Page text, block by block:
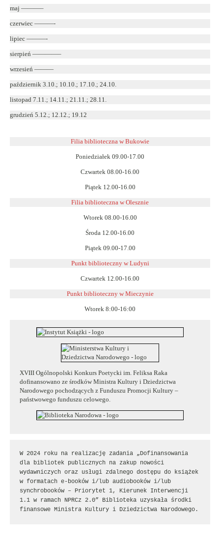
maj ———–
czerwiec ———-
lipiec ———-
sierpień ————–
wrzesień ———
październik 3.10.; 10.10.; 17.10.; 24.10.
listopad 7.11.; 14.11.; 21.11.; 28.11.
grudzień 5.12.; 12.12.; 19.12
Filia biblioteczna w Bukowie
Poniedziałek 09.00-17.00
Czwartek 08.00-16.00
Piątek 12.00-16.00
Filia biblioteczna w Olesznie
Wtorek 08.00-16.00
Środa 12.00-16.00
Piątek 09.00-17.00
Punkt biblioteczny w Ludyni
Czwartek 12.00-16.00
Punkt biblioteczny w Mieczynie
Wtorek 8:00-16:00
XVIII Ogólnopolski Konkurs Poetycki im. Feliksa Raka
dofinansowano ze środków Ministra Kultury i Dziedzictwa
Narodowego pochodzących z Funduszu Promocji Kultury –
państwowego funduszu celowego.
W 2024 roku na realizację zadania „Dofinansowania
dla bibliotek publicznych na zakup nowości
wydawniczych oraz usługi zdalnego dostępu do książek
w formatach e-booków i/lub audiobooków i/lub
synchrobooków – Priorytet 1, Kierunek Interwencji
1.1 w ramach NPRCz 2.0” Biblioteka uzyskała środki
finansowe Ministra Kultury i Dziedzictwa Narodowego.